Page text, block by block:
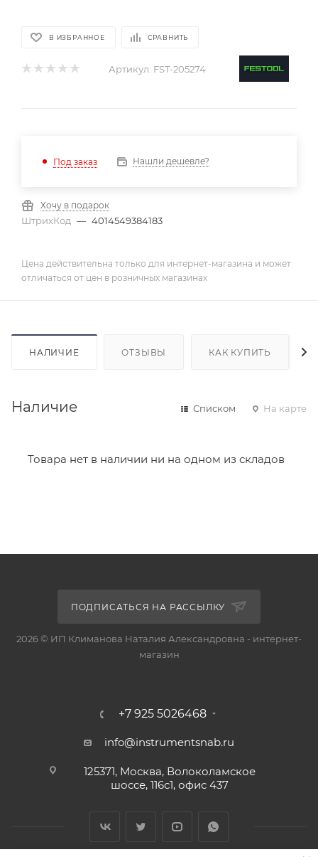
В ИЗБРАННОЕ СРАВНИТЬ
Артикул: FST-205274
Под заказ Нашли дешевле?
Хочу в подарок
ШтрихКод — 4014549384183
Цена действительна только для интернет-магазина и может
отличаться от цен в розничных магазинах
НАЛИЧИЕ ОТЗЫВЫ КАК КУПИТЬ
Наличие Списком На карте
Товара нет в наличии ни на одном из складов
ПОДПИСАТЬСЯ НА РАССЫЛКУ
2026 © ИП Климанова Наталия Александровна - интернет-
магазин
+7 925 5026468
info@instrumentsnab.ru
125371, Москва, Волоколамское
шоссе, 116с1, офис 437